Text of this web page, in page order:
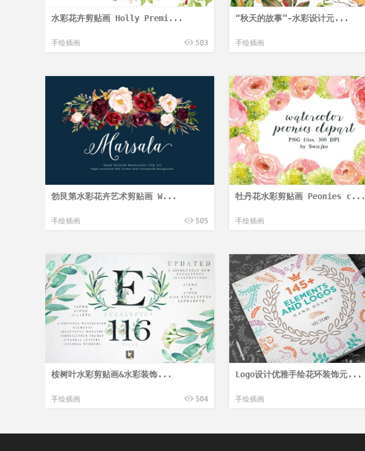
水彩花卉剪贴画 Holly Premi...
手绘插画 503
“秋天的故事”-水彩设计元...
手绘插画
勃艮第水彩花卉艺术剪贴画 W...
手绘插画 505
牡丹花水彩剪贴画 Peonies c...
手绘插画
桉树叶水彩剪贴画&水彩装饰...
手绘插画 504
Logo设计优雅手绘花环装饰元...
手绘插画